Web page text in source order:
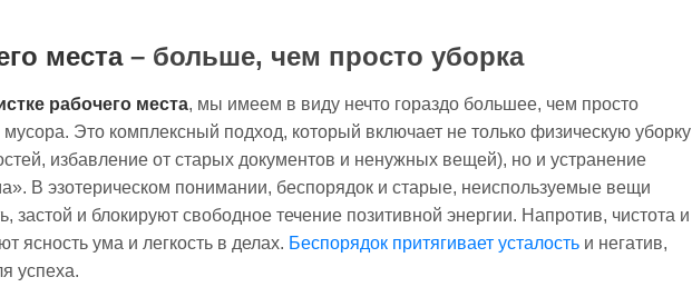
места– больше, чем просто уборка
рабочего места, мы имеем в виду нечто гораздо большее, чем просто
Это комплексный подход, который включает не только физическую уборку
избавление от старых документов и ненужных вещей), но и устранение
В эзотерическом понимании, беспорядок и старые, неиспользуемые вещи
застой и блокируют свободное течение позитивной энергии. Напротив, чистота и
ясность ума и легкость в делах. Беспорядок притягивает усталость и негатив,
успеха.